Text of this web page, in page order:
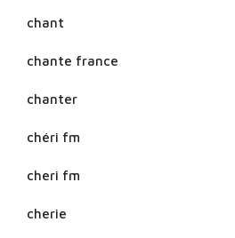
chant
chante france
chanter
chéri fm
cheri fm
cherie